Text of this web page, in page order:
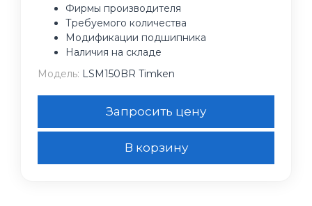
Фирмы производителя
Требуемого количества
Модификации подшипника
Наличия на складе
Модель: LSM150BR Timken
Запросить цену
В корзину